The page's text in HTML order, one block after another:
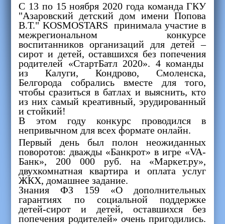
С 13 по 15 ноября 2020 года команда ГКУ
"Азаровский детский дом имени Попова
В.Т." KOSMOSTARS принимала участие в
межрегиональном конкурсе
воспитанников организаций для детей –
сирот и детей, оставшихся без попечения
родителей «СтартБатл 2020». 4 команды
из Калуги, Кондрово, Смоленска,
Белгорода собрались вместе для того,
чтобы сразиться в батлах и выяснить, кто
из них самый креативный, эрудированный
и стойкий!
В этом году конкурс проводился в
непривычном для всех формате онлайн.
Первый день был полон неожиданных
поворотов: дважды «Банкрот» в игре «VA-
Банк», 200 000 руб. на «Маркет.ру»,
двухкомнатная квартира и оплата услуг
ЖКХ, домашнее задание.
Знания ФЗ 159 «О дополнительных
гарантиях по социальной поддержке
детей-сирот и детей, оставшихся без
попечения родителей» очень пригодились.